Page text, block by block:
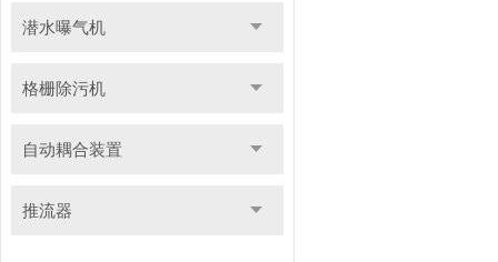
潜水曝气机
格栅除污机
自动耦合装置
推流器